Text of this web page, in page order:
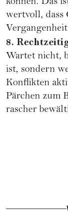
wertvoll, dass
8.
Wartet nicht,
ist, sondern
Konflikten
Pärchen zum
rascher